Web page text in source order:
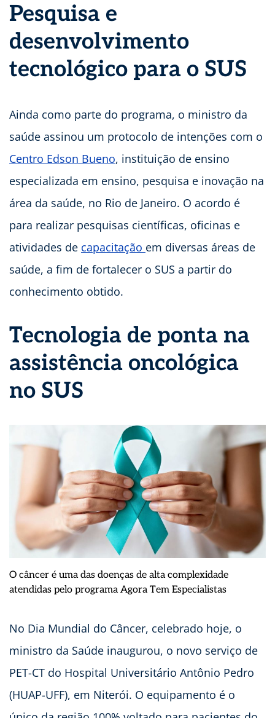
Pesquisa e
desenvolvimento
tecnológico para o SUS
Ainda como parte do programa, o ministro da
saúde assinou um protocolo de intenções com o
Centro Edson Bueno, instituição de ensino
especializada em ensino, pesquisa e inovação na
área da saúde, no Rio de Janeiro. O acordo é
para realizar pesquisas científicas, oficinas e
atividades de capacitação em diversas áreas de
saúde, a fim de fortalecer o SUS a partir do
conhecimento obtido.
Tecnologia de ponta na
assistência oncológica
no SUS
O câncer é uma das doenças de alta complexidade
atendidas pelo programa Agora Tem Especialistas
No Dia Mundial do Câncer, celebrado hoje, o
ministro da Saúde inaugurou, o novo serviço de
PET-CT do Hospital Universitário Antônio Pedro
(HUAP-UFF), em Niterói. O equipamento é o